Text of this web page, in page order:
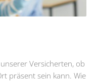
Versicherten, ob
präsent sein kann. Wie